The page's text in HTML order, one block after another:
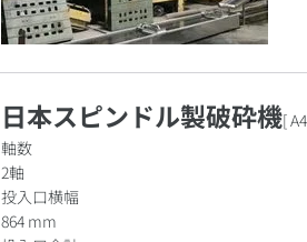
日本スピンドル製破砕機[
軸数
2軸
投入口横幅
864 mm